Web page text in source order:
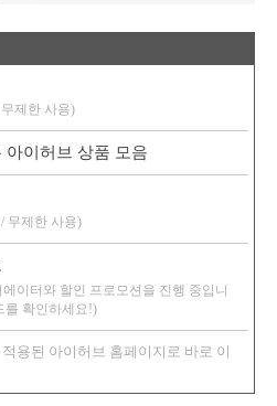
제한 사용)
아이허브 상품 모음
무제한 사용)
이터와 할인 프로모션을 진행 중입니
를 확인하세요!)
용된 아이허브 홈페이지로 바로 이